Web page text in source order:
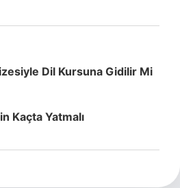
Dil Kursuna Gidilir Mi
Kaçta Yatmalı